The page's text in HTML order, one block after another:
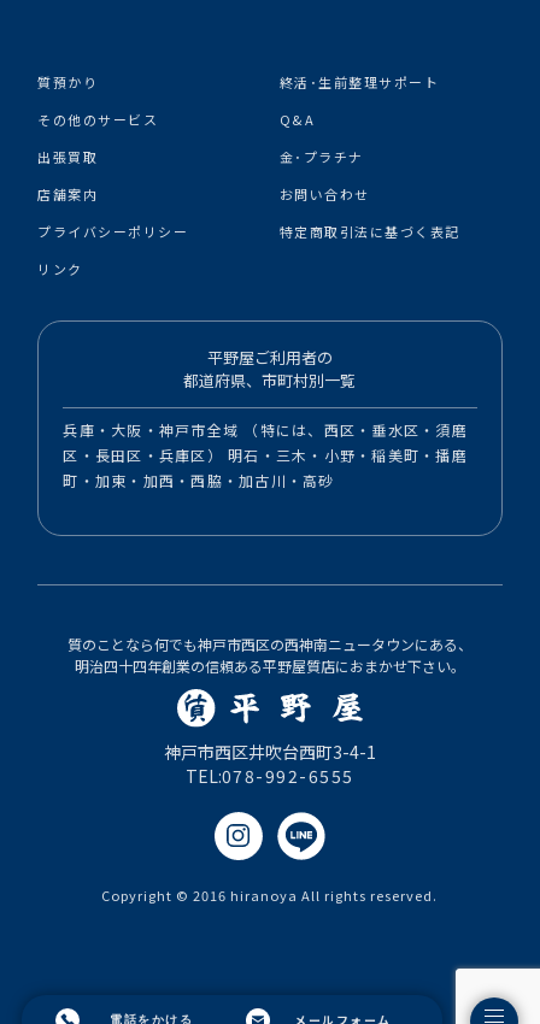
電話をかける メールフォーム
質預かり
終活･生前整理サポート
その他のサービス
Q&A
出張買取
金･プラチナ
店舗案内
お問い合わせ
プライバシーポリシー
特定商取引法に基づく表記
リンク
平野屋ご利用者の
都道府県、市町村別一覧
兵庫・大阪・神戸市全域 （特には、西区・垂水区・須磨
区・長田区・兵庫区） 明石・三木・小野・稲美町・播磨
町・加東・加西・西脇・加古川・高砂
質のことなら何でも神戸市西区の西神南ニュータウンにある、
明治四十四年創業の信頼ある平野屋質店におまかせ下さい。
神戸市西区井吹台西町3-4-1
TEL:078-992-6555
Copyright © 2016 hiranoya All rights reserved.